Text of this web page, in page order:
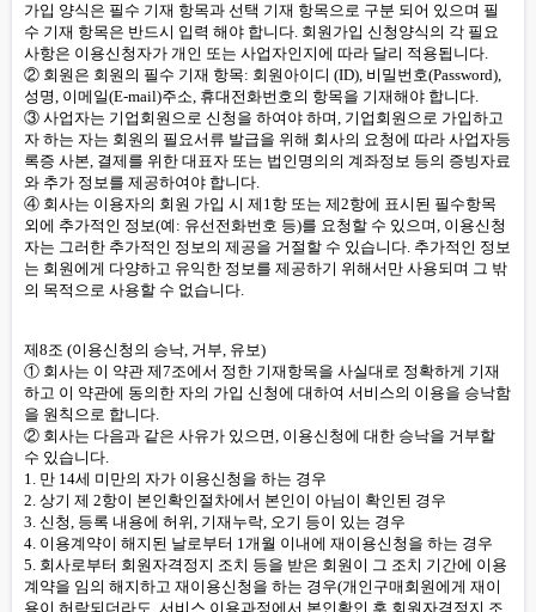
가입 양식은 필수 기재 항목과 선택 기재 항목으로 구분 되어 있으며 필
수 기재 항목은 반드시 입력 해야 합니다. 회원가입 신청양식의 각 필요
사항은 이용신청자가 개인 또는 사업자인지에 따라 달리 적용됩니다.
② 회원은 회원의 필수 기재 항목: 회원아이디 (ID), 비밀번호(Password),
성명, 이메일(E-mail)주소, 휴대전화번호의 항목을 기재해야 합니다.
③ 사업자는 기업회원으로 신청을 하여야 하며, 기업회원으로 가입하고
자 하는 자는 회원의 필요서류 발급을 위해 회사의 요청에 따라 사업자등
록증 사본, 결제를 위한 대표자 또는 법인명의의 계좌정보 등의 증빙자료
와 추가 정보를 제공하여야 합니다.
④ 회사는 이용자의 회원 가입 시 제1항 또는 제2항에 표시된 필수항목
외에 추가적인 정보(예: 유선전화번호 등)를 요청할 수 있으며, 이용신청
자는 그러한 추가적인 정보의 제공을 거절할 수 있습니다. 추가적인 정보
는 회원에게 다양하고 유익한 정보를 제공하기 위해서만 사용되며 그 밖
의 목적으로 사용할 수 없습니다.
제8조 (이용신청의 승낙, 거부, 유보)
① 회사는 이 약관 제7조에서 정한 기재항목을 사실대로 정확하게 기재
하고 이 약관에 동의한 자의 가입 신청에 대하여 서비스의 이용을 승낙함
을 원칙으로 합니다.
② 회사는 다음과 같은 사유가 있으면, 이용신청에 대한 승낙을 거부할
수 있습니다.
1. 만 14세 미만의 자가 이용신청을 하는 경우
2. 상기 제 2항이 본인확인절차에서 본인이 아님이 확인된 경우
3. 신청, 등록 내용에 허위, 기재누락, 오기 등이 있는 경우
4. 이용계약이 해지된 날로부터 1개월 이내에 재이용신청을 하는 경우
5. 회사로부터 회원자격정지 조치 등을 받은 회원이 그 조치 기간에 이용
계약을 임의 해지하고 재이용신청을 하는 경우(개인구매회원에게 재이
용이 허락되더라도, 서비스 이용과정에서 본인확인 후 회원자격정지 조